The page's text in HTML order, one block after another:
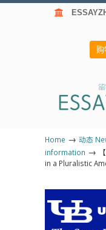
购
Home → 动态
information →
in a Pluralistic